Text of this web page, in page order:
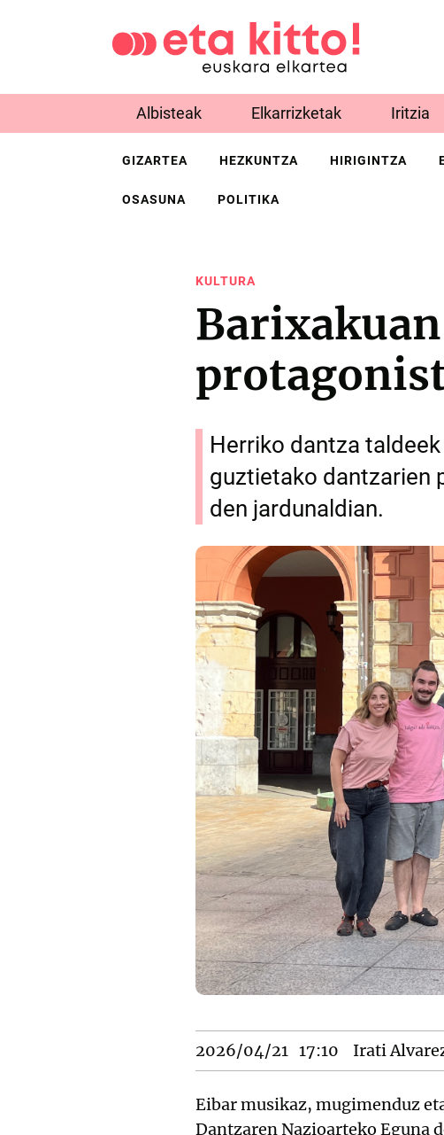
Albisteak Elkarrizketak Iritzia
GIZARTEA HEZKUNTZA HIRIGINTZA
OSASUNA POLITIKA
KULTURA
Herriko dantza
guztietako dantzarien
den jardunaldian.
2026/04/21 17:10 Irati
Eibar musikaz, mugimenduz
Dantzaren Nazioarteko Eguna